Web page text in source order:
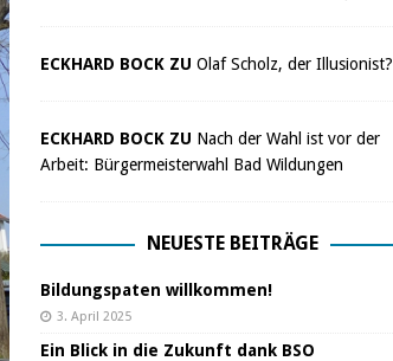
ECKHARD BOCK ZU Olaf Scholz, der Illusionist?
ECKHARD BOCK ZU Nach der Wahl ist vor der
Arbeit: Bürgermeisterwahl Bad Wildungen
NEUESTE BEITRÄGE
Bildungspaten willkommen!
3. April 2025
Ein Blick in die Zukunft dank BSO